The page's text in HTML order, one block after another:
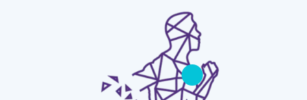
Online-Terminanfrage